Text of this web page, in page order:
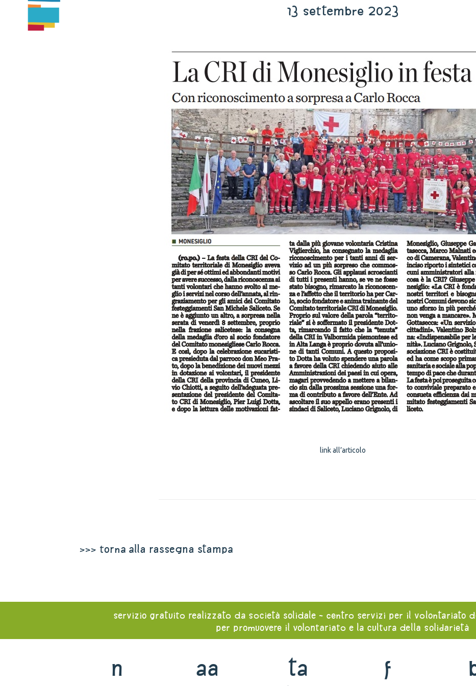
13 settembre 2023
link all’articolo
>>> torna alla rassegna stampa
servizio gratuito realizzato da società solidale - centro servizi per il volontariato
per promuovere il volontariato e la cultura della solidarietà
n aa ta f